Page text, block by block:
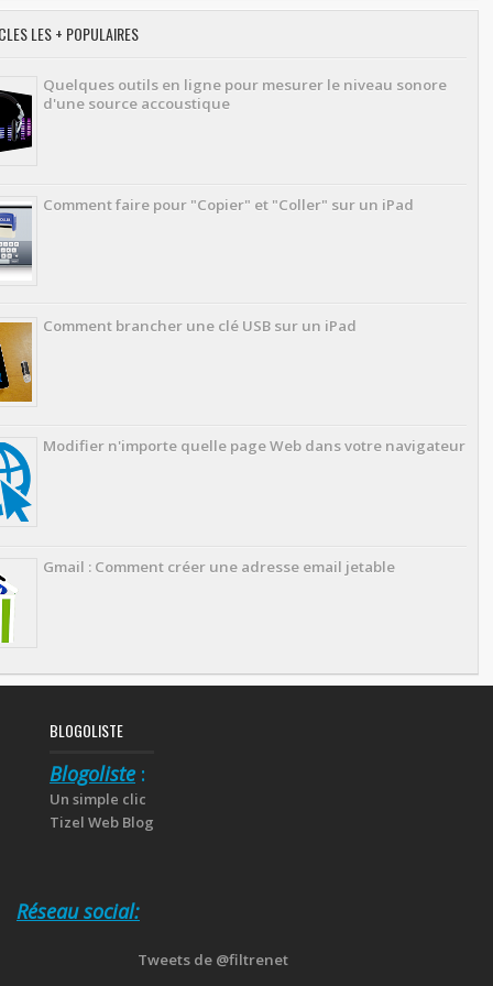
LES + POPULAIRES
Quelques outils en ligne pour mesurer le niveau sonore
d'une source accoustique
Comment faire pour "Copier" et "Coller" sur un iPad
Comment brancher une clé USB sur un iPad
Modifier n'importe quelle page Web dans votre navigateur
Gmail : Comment créer une adresse email jetable
BLOGOLISTE
Blogoliste :
Un simple clic
Tizel Web Blog
Réseau social:
Tweets de @filtrenet